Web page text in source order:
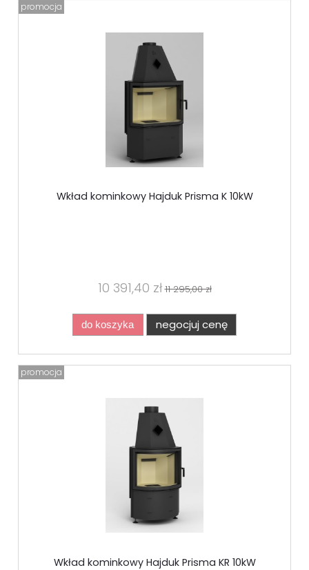
Wkład kominkowy Hajduk Prisma K 10kW
10 391,40 zł 11 295,00 zł
do koszyka negocjuj cenę
promocja
Wkład kominkowy Hajduk Prisma KR 10kW
promocja